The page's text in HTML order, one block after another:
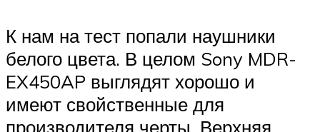
К нам на тест попали наушники
белого цвета. В целом Sony MDR-
EX450AP выглядят хорошо и
имеют свойственные для
производителя черты. Верхняя